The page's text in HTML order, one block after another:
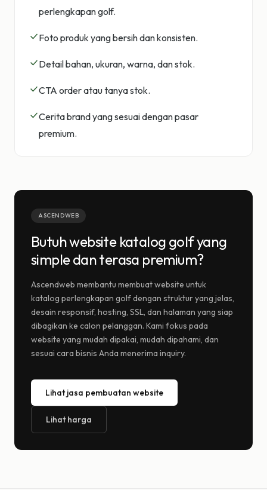
perlengkapan golf.
Foto produk yang bersih dan konsisten.
Detail bahan, ukuran, warna, dan stok.
CTA order atau tanya stok.
Cerita brand yang sesuai dengan pasar
premium.
ASCENDWEB
Butuh website katalog golf yang
simple dan terasa premium?
Ascendweb membantu membuat website untuk
katalog perlengkapan golf dengan struktur yang jelas,
desain responsif, hosting, SSL, dan halaman yang siap
dibagikan ke calon pelanggan. Kami fokus pada
website yang mudah dipakai, mudah dipahami, dan
sesuai cara bisnis Anda menerima inquiry.
Lihat jasa pembuatan website
Lihat harga